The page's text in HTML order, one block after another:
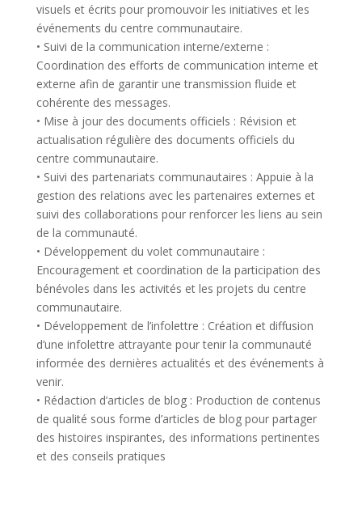
visuels et écrits pour promouvoir les initiatives et les
événements du centre communautaire.
• Suivi de la communication interne/externe :
Coordination des efforts de communication interne et
externe afin de garantir une transmission fluide et
cohérente des messages.
• Mise à jour des documents officiels : Révision et
actualisation régulière des documents officiels du
centre communautaire.
• Suivi des partenariats communautaires : Appuie à la
gestion des relations avec les partenaires externes et
suivi des collaborations pour renforcer les liens au sein
de la communauté.
• Développement du volet communautaire :
Encouragement et coordination de la participation des
bénévoles dans les activités et les projets du centre
communautaire.
• Développement de l’infolettre : Création et diffusion
d’une infolettre attrayante pour tenir la communauté
informée des dernières actualités et des événements à
venir.
• Rédaction d’articles de blog : Production de contenus
de qualité sous forme d’articles de blog pour partager
des histoires inspirantes, des informations pertinentes
et des conseils pratiques